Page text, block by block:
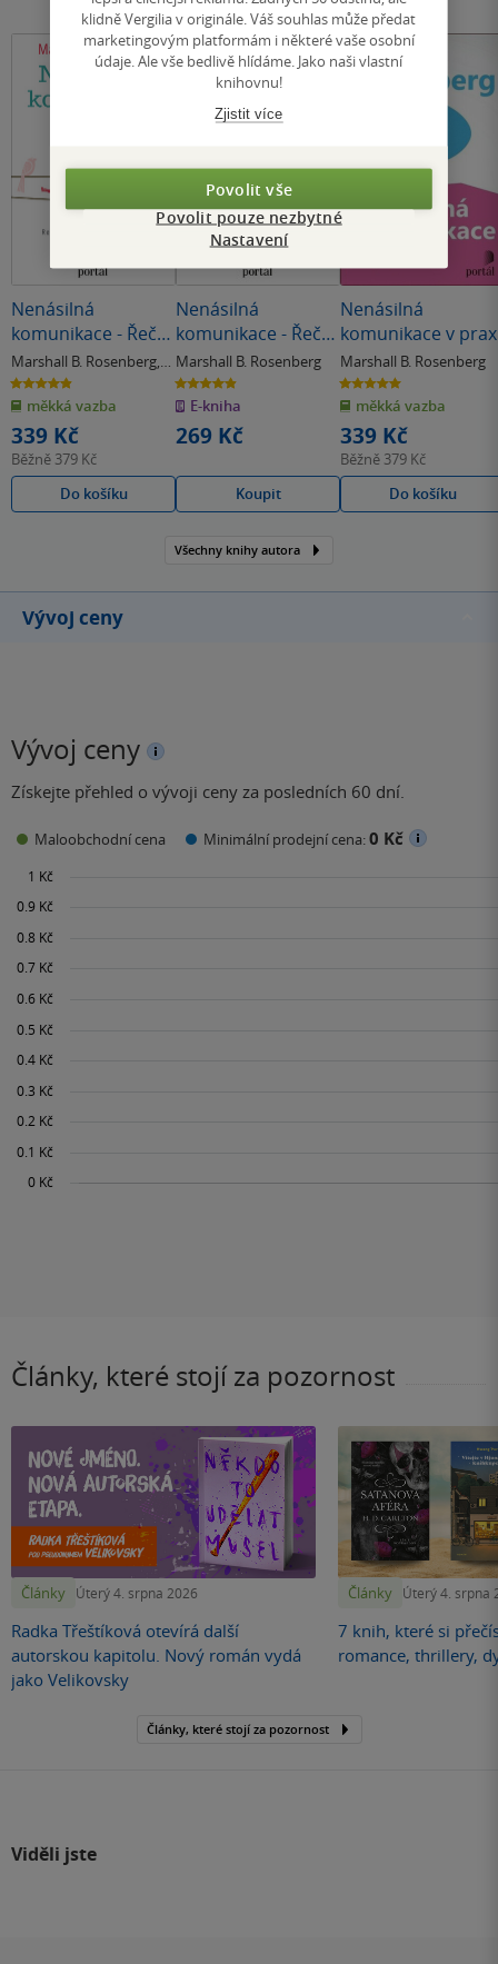
Nenásilná
komunikace - Řeč
života
Marshall B. Rosenberg,
Jonathan Rosenberg
4.9
z
5
hvězdiček
měkká vazba
339 Kč
Běžně 379 Kč
Do košíku
Nenásilná
komunikace - Řeč
života
Marshall B. Rosenberg
4.9
z
5
hvězdiček
E-kniha
269 Kč
Koupit
Nenásilná
komunikace v
Marshall B. Rosenberg
5.0
z
5
hvězdiček
měkká vazba
339 Kč
Běžně 379 Kč
Do košíku
Všechny knihy autora
Vývoj ceny
Vývoj ceny
Získejte přehled o vývoji ceny za posledních 60 dní.
Maloobchodní cena Minimální prodejní cena:0 Kč
Články, které stojí za pozornost
Články Úterý 4. srpna 2026
Radka Třeštíková otevírá další
autorskou kapitolu. Nový román vydá
jako Velikovsky
Články Úterý 4. srpna
7 knih, které si
romance, thrillery,
Články, které stojí za pozornost
Viděli jste
klidně Vergilia v originále. Váš souhlas může předat
marketingovým platformám i některé vaše osobní
údaje. Ale vše bedlivě hlídáme. Jako naši vlastní
knihovnu!
Zjistit více
Povolit vše
Povolit pouze nezbytné
Nastavení